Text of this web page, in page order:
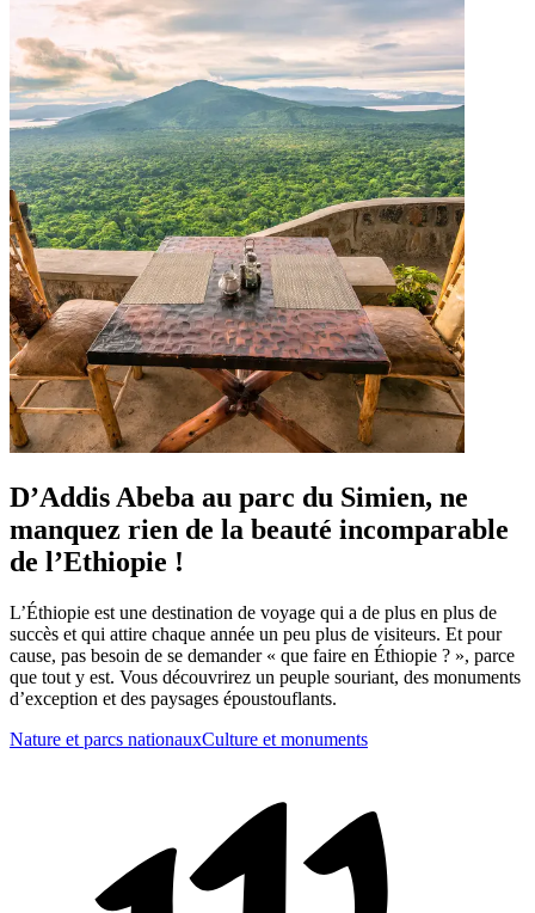
D’Addis Abeba au parc du Simien, ne
manquez rien de la beauté incomparable
de l’Ethiopie !
L’Éthiopie est une destination de voyage qui a de plus en plus de
succès et qui attire chaque année un peu plus de visiteurs. Et pour
cause, pas besoin de se demander « que faire en Éthiopie ? », parce
que tout y est. Vous découvrirez un peuple souriant, des monuments
d’exception et des paysages époustouflants.
Nature et parcs nationauxCulture et monuments